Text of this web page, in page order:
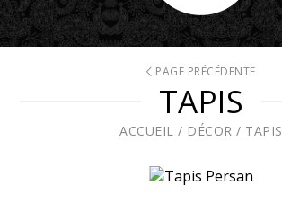
PAGE PRÉCÉDENTE
TAPIS
ACCUEIL / DÉCOR / TAPIS